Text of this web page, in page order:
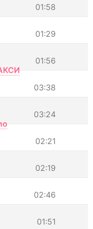
01:58
01:29
01:56
03:38
03:24
02:21
02:19
02:46
01:51